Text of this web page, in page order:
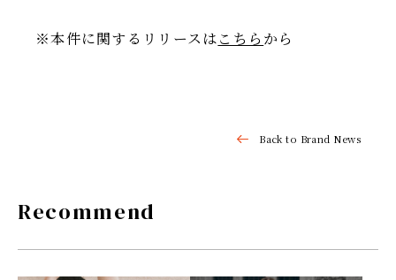
※本件に関するリリースはこちら から
Back to Brand News
Recommend